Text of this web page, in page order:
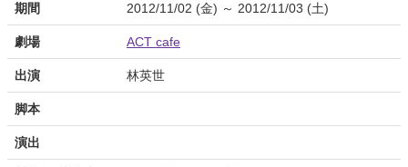
期間 2012/11/02 (金) ～ 2012/11/03 (土)
劇場 ACT cafe
出演 林英世
脚本
演出